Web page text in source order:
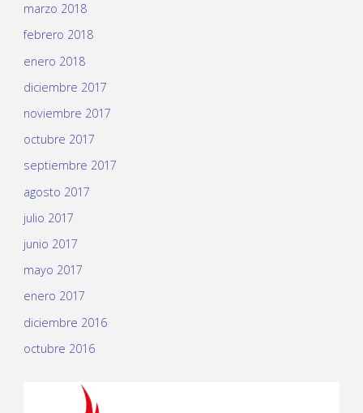
marzo 2018
febrero 2018
enero 2018
diciembre 2017
noviembre 2017
octubre 2017
septiembre 2017
agosto 2017
julio 2017
junio 2017
mayo 2017
enero 2017
diciembre 2016
octubre 2016